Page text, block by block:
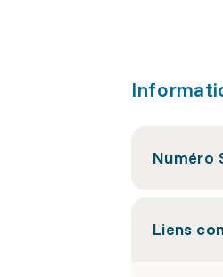
Numéro
Liens